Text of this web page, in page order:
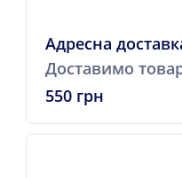
Адресна
Доставимо
550 грн